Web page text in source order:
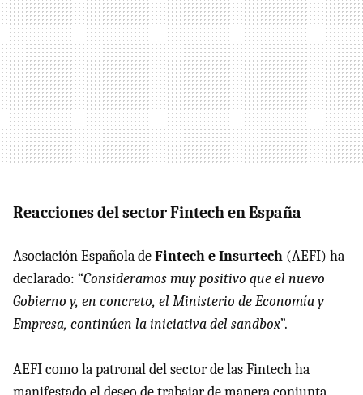
Reacciones del sector Fintech en España
Asociación Española deFintech e Insurtech (AEFI) ha
declarado: “Consideramos muy positivo que el nuevo
Gobierno y, en concreto, el Ministerio de Economía y
Empresa, continúen la iniciativa del sandbox”.
AEFI como la patronal del sector de las Fintech ha